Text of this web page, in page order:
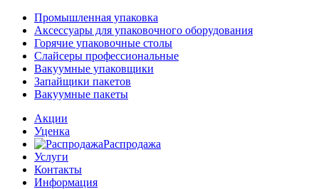
Промышленная упаковка
Аксессуары для упаковочного оборудования
Горячие упаковочные столы
Слайсеры профессиональные
Вакуумные упаковщики
Запайщики пакетов
Вакуумные пакеты
Акции
Уценка
Распродажа
Услуги
Контакты
Информация